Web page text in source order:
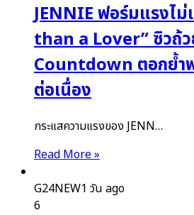
JENNIE ฟอร์มแรงไ
than a Lover” ซิวถ้
Countdown ตอกย้ำ
ต่อเนื่อง
กระแสความแรงของ JENN…
Read More »
G24NEW1 วัน ago
6